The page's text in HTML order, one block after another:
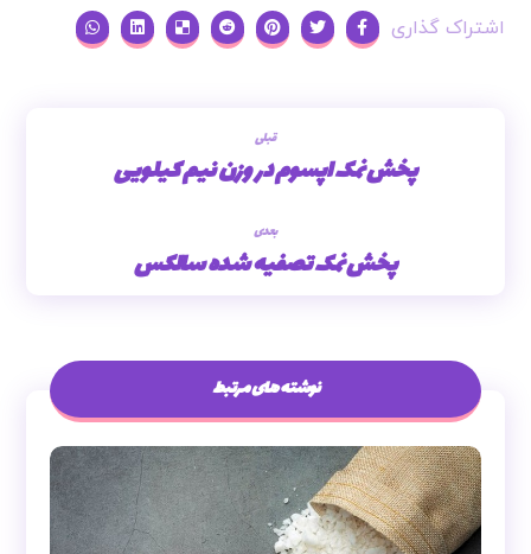
قبلی
پخش نمک اپسوم در وزن نیم کیلویی
بعدی
پخش نمک تصفیه شده سالکس
نوشته های مرتبط